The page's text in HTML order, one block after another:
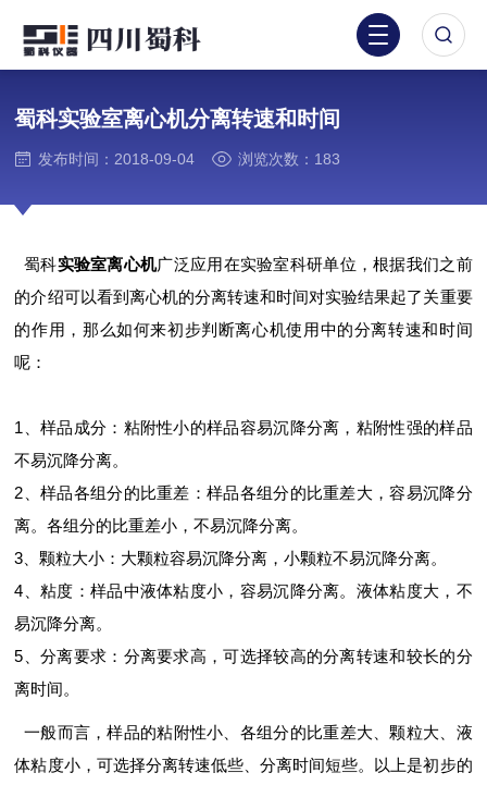
蜀科实验室离心机分离转速和时间
发布时间：2018-09-04 浏览次数：183
蜀科实验室离心机广泛应用在实验室科研单位，根据我们之前
的介绍可以看到离心机的分离转速和时间对实验结果起了关重要
的作用，那么如何来初步判断离心机使用中的分离转速和时间
呢：
1、样品成分：粘附性小的样品容易沉降分离，粘附性强的样品
不易沉降分离。
2、样品各组分的比重差：样品各组分的比重差大，容易沉降分
离。各组分的比重差小，不易沉降分离。
3、颗粒大小：大颗粒容易沉降分离，小颗粒不易沉降分离。
4、粘度：样品中液体粘度小，容易沉降分离。液体粘度大，不
易沉降分离。
5、分离要求：分离要求高，可选择较高的分离转速和较长的分
离时间。
一般而言，样品的粘附性小、各组分的比重差大、颗粒大、液
体粘度小，可选择分离转速低些、分离时间短些。以上是初步的